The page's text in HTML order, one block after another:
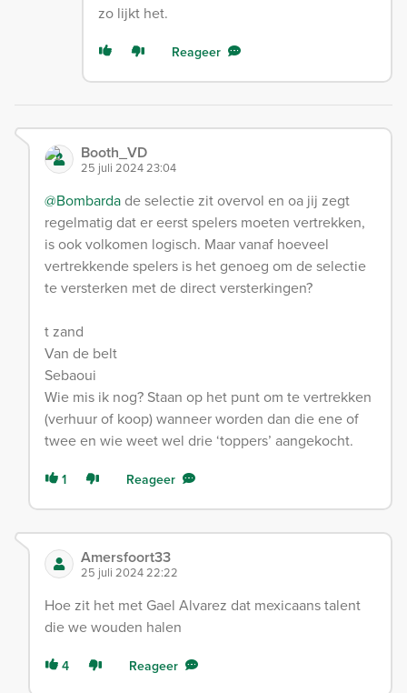
zo lijkt het.
Reageer
Booth_VD
25 juli 2024 23:04
@Bombardade selectie zit overvol en oa jij zegt
regelmatig dat er eerst spelers moeten vertrekken,
is ook volkomen logisch. Maar vanaf hoeveel
vertrekkende spelers is het genoeg om de selectie
te versterken met de direct versterkingen?
t zand
Van de belt
Sebaoui
Wie mis ik nog? Staan op het punt om te vertrekken
(verhuur of koop) wanneer worden dan die ene of
twee en wie weet wel drie ‘toppers’ aangekocht.
1 Reageer
Amersfoort33
25 juli 2024 22:22
Hoe zit het met Gael Alvarez dat mexicaans talent
die we wouden halen
4 Reageer